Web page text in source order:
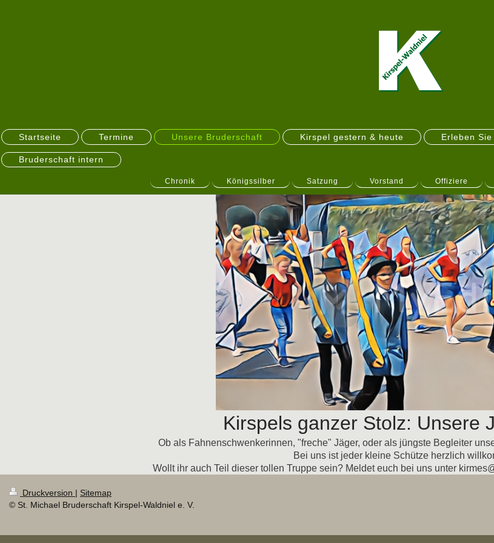
Startseite Termine Unsere Bruderschaft Kirspel gestern & heute Erleben
Bruderschaft intern
Chronik Königssilber Satzung Vorstand Offiziere
Kirspels ganzer Stolz: Unsere
Ob als Fahnenschwenkerinnen, "freche" Jäger, oder als jüngste Begleiter
Bei uns ist jeder kleine Schütze herzlich
Wollt ihr auch Teil dieser tollen Truppe sein? Meldet euch bei uns unter
Druckversion | Sitemap
© St. Michael Bruderschaft Kirspel-Waldniel e. V.